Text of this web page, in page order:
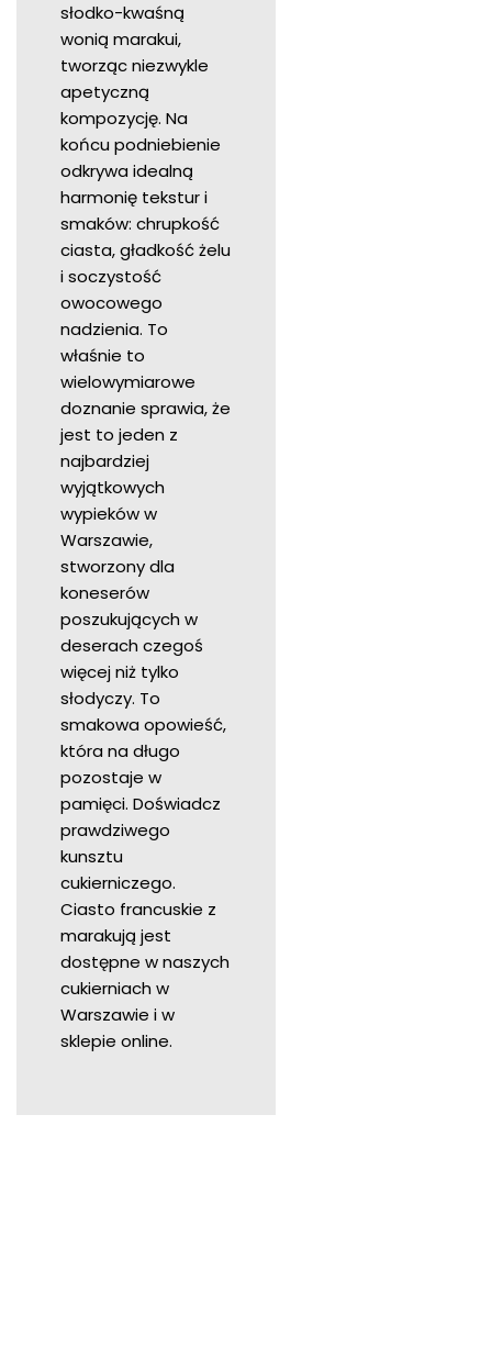
słodko-kwaśną
wonią marakui,
tworząc niezwykle
apetyczną
kompozycję. Na
końcu podniebienie
odkrywa idealną
harmonię tekstur i
smaków: chrupkość
ciasta, gładkość żelu
i soczystość
owocowego
nadzienia. To
właśnie to
wielowymiarowe
doznanie sprawia, że
jest to jeden z
najbardziej
wyjątkowych
wypieków w
Warszawie,
stworzony dla
koneserów
poszukujących w
deserach czegoś
więcej niż tylko
słodyczy. To
smakowa opowieść,
która na długo
pozostaje w
pamięci. Doświadcz
prawdziwego
kunsztu
cukierniczego.
Ciasto francuskie z
marakują jest
dostępne w naszych
cukierniach w
Warszawie i w
sklepie online.